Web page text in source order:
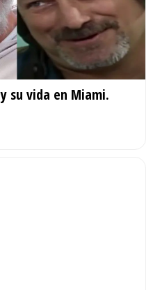
su vida en Miami.